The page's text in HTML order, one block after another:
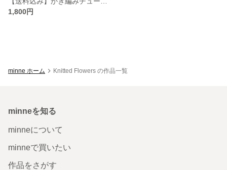
1,800円
minne ホーム Knitted Flowers の作品一覧
minneを知る
minneについて
minneで買いたい
作品をさがす